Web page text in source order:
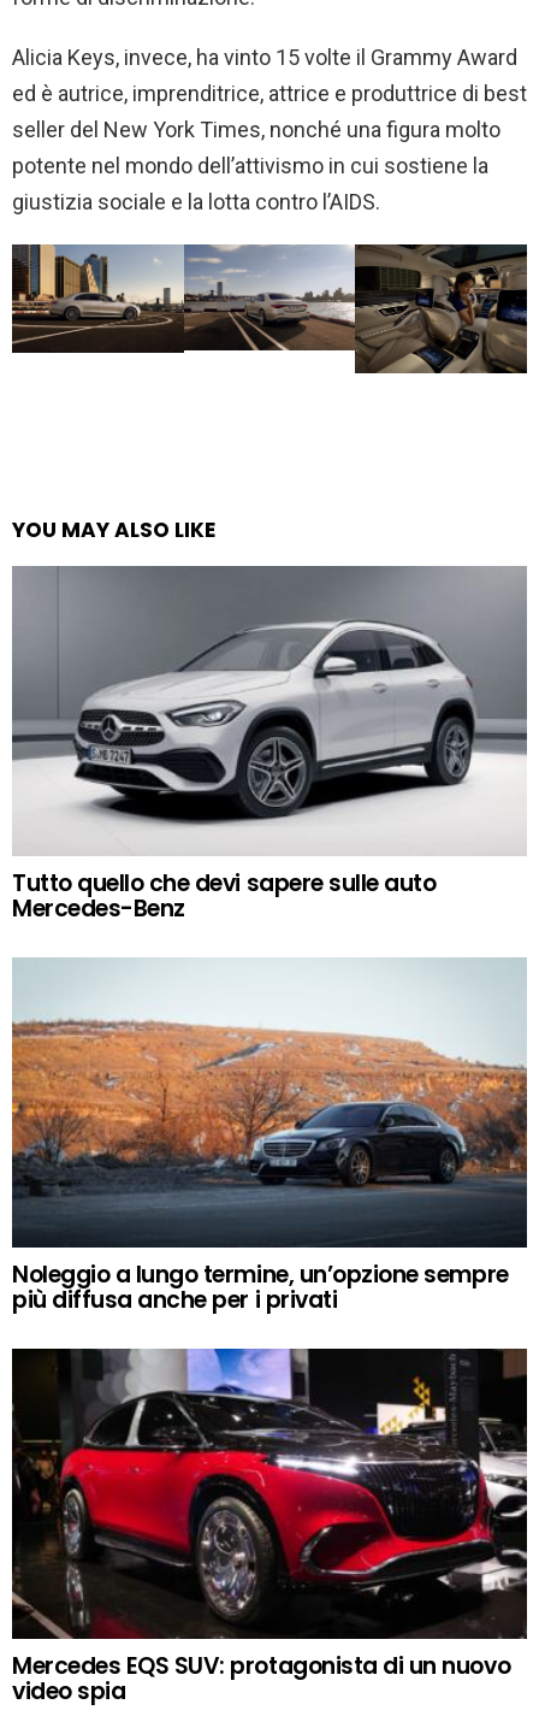
Alicia Keys, invece, ha vinto 15 volte il Grammy Award
ed è autrice, imprenditrice, attrice e produttrice di best
seller del New York Times, nonché una figura molto
potente nel mondo dell’attivismo in cui sostiene la
giustizia sociale e la lotta contro l’AIDS.
YOU MAY ALSO LIKE
Tutto quello che devi sapere sulle auto
Mercedes-Benz
Noleggio a lungo termine, un’opzione sempre
più diffusa anche per i privati
Mercedes EQS SUV: protagonista di un nuovo
video spia